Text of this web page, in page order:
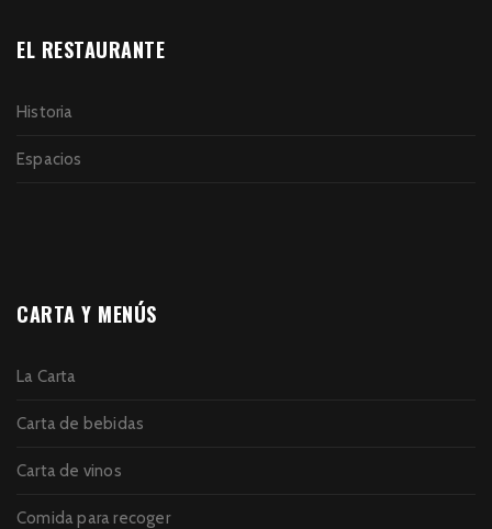
EL RESTAURANTE
Historia
Espacios
CARTA Y MENÚS
La Carta
Carta de bebidas
Carta de vinos
Comida para recoger